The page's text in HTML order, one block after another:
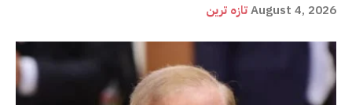
تازہ ترینAugust 4, 2026